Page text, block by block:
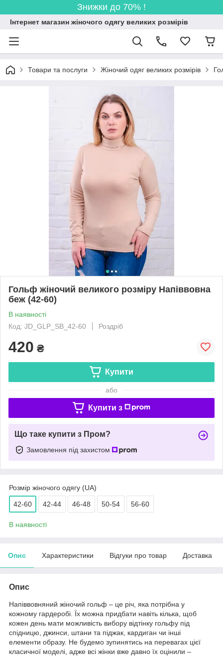
Знижки до 70% !
Інтернет магазин жіночого одягу великих розмірів
Товари та послуги Жіночий одяг великих розмірів
Гольф жіночий великого розміру Напіввовна
беж (42-60)
В наявності
Код: JD_GLP_SB_42-60
Роздріб
420 ₴
Купити
або
Купити з
Що таке купити з Пром?
Замовлення під захистом
Розмір жіночого одягу (UA)
42-60 42-44 46-48 50-54 56-60
В наявності
Опис Характеристики Відгуки про товар Доставка
Опис
Напіввовняний жіночий гольф – це річ, яка потрібна у
кожному гардеробі. Їх можна придбати навіть кілька, щоб
кожен день мати можливість вибору відтінку гольфу під
спідницю, джинси, штани та піджак, кардиган чи інші
елементи образу. Не будемо зупинятись на перевагах цієї
класичної моделі, адже всі жінки вже давно їх оцінили –